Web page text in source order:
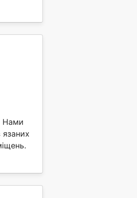
Нами
язаних